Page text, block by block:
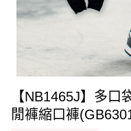
【NB1465J】多
閒褲縮口褲